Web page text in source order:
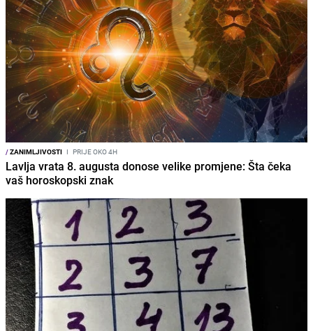
/ZANIMLJIVOSTI I PRIJE OKO 4H
Lavlja vrata 8. augusta donose velike promjene: Šta čeka
vaš horoskopski znak